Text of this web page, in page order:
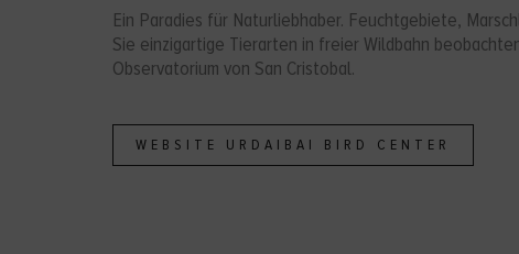
Ein Paradies für Naturliebhaber. Feuchtgebiete,
Sie einzigartige Tierarten in freier Wildbahn
Observatorium von San Cristobal.
WEBSITE URDAIBAI BIRD CENTER